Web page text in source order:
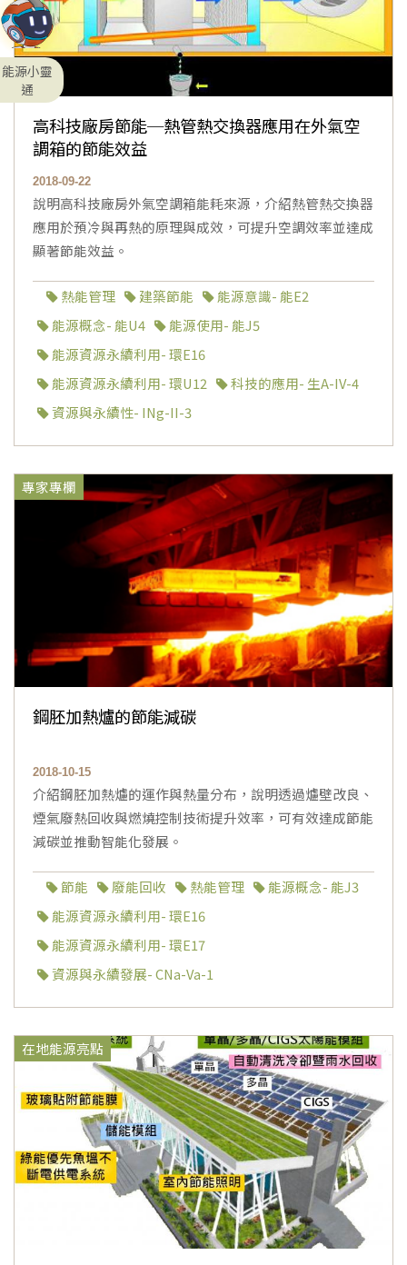
高科技廠房節能─熱管熱交換器應用在外氣空
調箱的節能效益
2018-09-22
說明高科技廠房外氣空調箱能耗來源，介紹熱管熱交換器
應用於預冷與再熱的原理與成效，可提升空調效率並達成
顯著節能效益。
熱能管理 建築節能
能源意識- 能E2
能源概念- 能U4
能源使用- 能J5
能源資源永續利用- 環E16
能源資源永續利用- 環U12
科技的應用- 生A-IV-4
資源與永續性- INg-II-3
專家專欄
鋼胚加熱爐的節能減碳
2018-10-15
介紹鋼胚加熱爐的運作與熱量分布，說明透過爐壁改良、
煙氣廢熱回收與燃燒控制技術提升效率，可有效達成節能
減碳並推動智能化發展。
節能 廢能回收 熱能管理
能源概念- 能J3
能源資源永續利用- 環E16
能源資源永續利用- 環E17
資源與永續發展- CNa-Va-1
在地能源亮點
能源小靈
通